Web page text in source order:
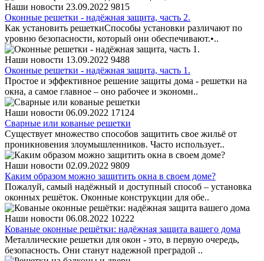
Наши новости 23.09.2022 9815
Оконные решетки - надёжная защита, часть 2.
Как установить решеткиСпособы установки различают по
уровню безопасности, который они обеспечивают.•..
Наши новости 13.09.2022 9488
Оконные решетки - надёжная защита, часть 1.
Простое и эффективное решение защиты дома - решетки на
окна, а самое главное – оно рабочее и экономн..
Наши новости 06.09.2022 17124
Сварные или кованые решетки
Существует множество способов защитить свое жильё от
проникновения злоумышленников. Часто использует..
Наши новости 02.09.2022 9809
Каким образом можно защитить окна в своем доме?
Пожалуй, самый надёжный и доступный способ – установка
оконных решёток. Оконные конструкции для обе..
Наши новости 06.08.2022 10222
Кованые оконные решётки: надёжная защита вашего дома
Металлические решетки для окон - это, в первую очередь,
безопасность. Они станут надежной преградой ..